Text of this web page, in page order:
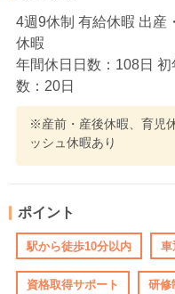
4週9休制 有給休暇 出産
休暇
年間休日日数：108日
数：20日
※産前・産後休暇、育児
ッシュ休暇あり
ポイント
駅から徒歩10分以内 車
資格取得サポート 研修